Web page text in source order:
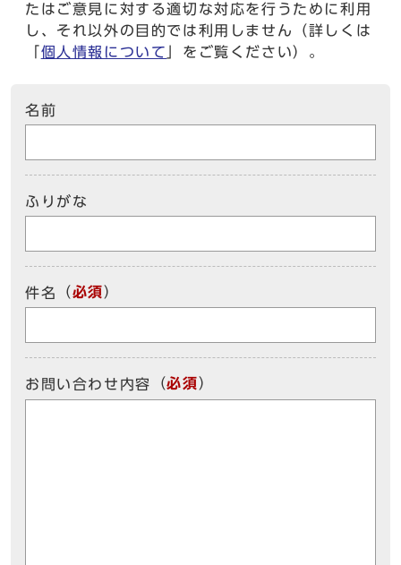
たはご意見に対する適切な対応を行うために利用
し、それ以外の目的では利用しません（詳しくは
「個人情報について 」をご覧ください）。
名前
ふりがな
件名 （必須）
お問い合わせ内容 （必須）